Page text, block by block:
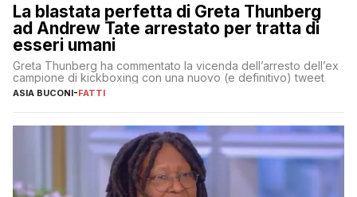
La blastata perfetta di Greta Thunberg
ad Andrew Tate arrestato per tratta di
esseri umani
Greta Thunberg ha commentato la vicenda dell’arresto dell’ex
campione di kickboxing con una nuovo (e definitivo) tweet
ASIA BUCONI-FATTI